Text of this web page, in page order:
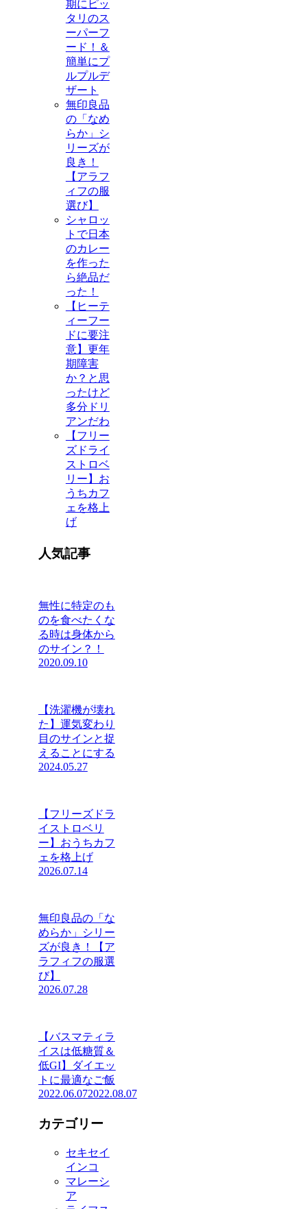
期にピッ
タリのス
ーパーフ
ード！＆
簡単にプ
ルプルデ
ザート
無印良品
の「なめ
らか」シ
リーズが
良き！
【アラフ
ィフの服
選び】
シャロッ
トで日本
のカレー
を作った
ら絶品だ
った！
【ヒーテ
ィーフー
ドに要注
意】更年
期障害
か？と思
ったけど
多分ドリ
アンだわ
【フリー
ズドライ
ストロベ
リー】お
うちカフ
ェを格上
げ
人気記事
無性に特定のも
のを食べたくな
る時は身体から
のサイン？！
2020.09.10
【洗濯機が壊れ
た】運気変わり
目のサインと捉
えることにする
2024.05.27
【フリーズドラ
イストロベリ
ー】おうちカフ
ェを格上げ
2026.07.14
無印良品の「な
めらか」シリー
ズが良き！【ア
ラフィフの服選
び】
2026.07.28
【バスマティラ
イスは低糖質＆
低GI】ダイエッ
トに最適なご飯
2022.06.072022.08.07
カテゴリー
セキセイ
インコ
マレーシ
ア